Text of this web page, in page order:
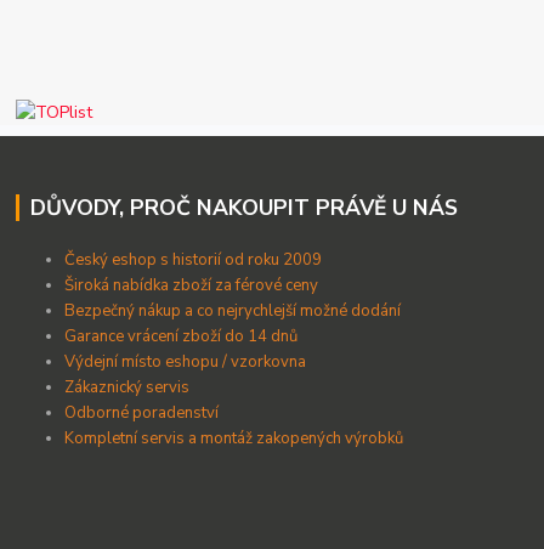
DŮVODY, PROČ NAKOUPIT PRÁVĚ U NÁS
Český eshop s historií od roku 2009
Široká nabídka zboží za férové ceny
Bezpečný nákup a co nejrychlejší možné dodání
Garance vrácení zboží do 14 dnů
Výdejní místo eshopu / vzorkovna
Zákaznický servis
Odborné poradenství
Kompletní servis a montáž zakopených výrobků